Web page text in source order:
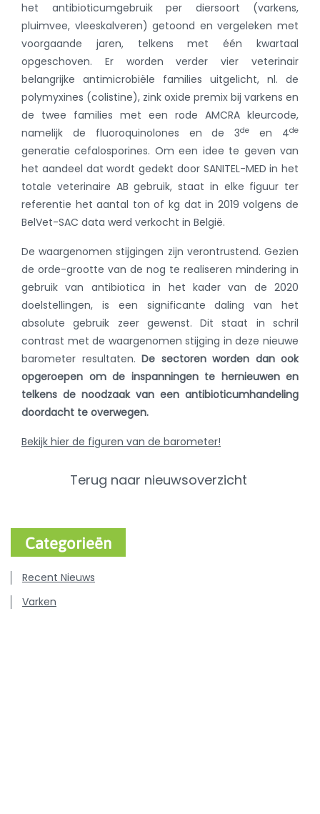
het antibioticumgebruik per diersoort (varkens,
pluimvee, vleeskalveren) getoond en vergeleken met
voorgaande jaren, telkens met één kwartaal
opgeschoven. Er worden verder vier veterinair
belangrijke antimicrobiële families uitgelicht, nl. de
polymyxines (colistine), zink oxide premix bij varkens en
de twee families met een rode AMCRA kleurcode,
namelijk de fluoroquinolones en de 3de en 4de
generatie cefalosporines. Om een idee te geven van
het aandeel dat wordt gedekt door SANITEL-MED in het
totale veterinaire AB gebruik, staat in elke figuur ter
referentie het aantal ton of kg dat in 2019 volgens de
BelVet-SAC data werd verkocht in België.
De waargenomen stijgingen zijn verontrustend. Gezien
de orde-grootte van de nog te realiseren mindering in
gebruik van antibiotica in het kader van de 2020
doelstellingen, is een significante daling van het
absolute gebruik zeer gewenst. Dit staat in schril
contrast met de waargenomen stijging in deze nieuwe
barometer resultaten. De sectoren worden dan ook
opgeroepen om de inspanningen te hernieuwen en
telkens de noodzaak van een antibioticumhandeling
doordacht te overwegen.
Bekijk hier de figuren van de barometer!
Terug naar nieuwsoverzicht
Categorieën
Recent Nieuws
Varken